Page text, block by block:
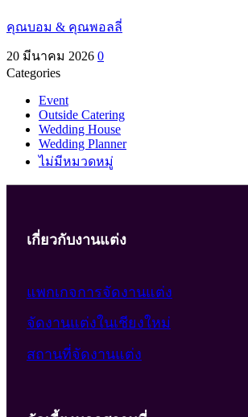
คุณบอม & คุณพอลลี่
20 มีนาคม 2026 0
Categories
Event
Outside Catering
Wedding House
Wedding Planner
ไม่มีหมวดหมู่
เกี่ยวกับงานแต่ง
แพกเกจการจัดงานแต่ง
จัดงานแต่งในเชียงใหม่
สถานที่จัดงานแต่ง